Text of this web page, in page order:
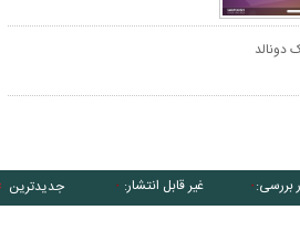
دونالد
بررسی: ۰ غیر قابل انتشار: ۰ جدیدترین